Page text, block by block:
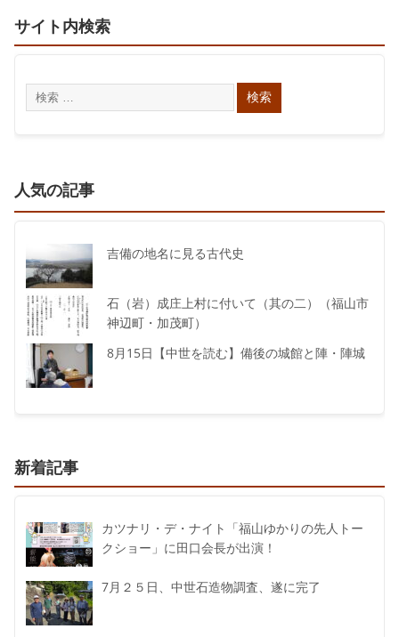
サイト内検索
人気の記事
吉備の地名に見る古代史
石（岩）成庄上村に付いて（其の二）（福山市
神辺町・加茂町）
8月15日【中世を読む】備後の城館と陣・陣城
新着記事
カツナリ・デ・ナイト「福山ゆかりの先人トー
クショー」に田口会長が出演！
7月２５日、中世石造物調査、遂に完了